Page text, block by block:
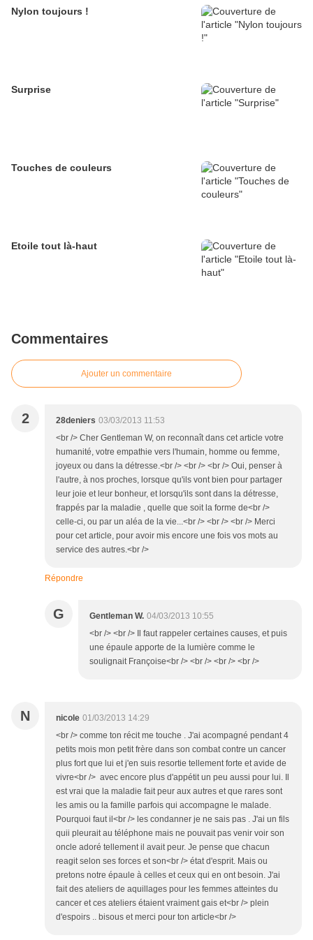
Nylon toujours !
Surprise
Touches de couleurs
Etoile tout là-haut
Commentaires
Ajouter un commentaire
2 28deniers 03/03/2013 11:53
<br /> Cher Gentleman W, on reconnaît dans cet article votre
humanité, votre empathie vers l'humain, homme ou femme,
joyeux ou dans la détresse.<br /> <br /> <br /> Oui, penser à
l'autre, à nos proches, lorsque qu'ils vont bien pour partager
leur joie et leur bonheur, et lorsqu'ils sont dans la détresse,
frappés par la maladie , quelle que soit la forme de<br />
celle-ci, ou par un aléa de la vie...<br /> <br /> <br /> Merci
pour cet article, pour avoir mis encore une fois vos mots au
service des autres.<br />
Répondre
G Gentleman W. 04/03/2013 10:55
<br /> <br /> Il faut rappeler certaines causes, et puis
une épaule apporte de la lumière comme le
soulignait Françoise<br /> <br /> <br /> <br />
N nicole 01/03/2013 14:29
<br /> comme ton récit me touche . J'ai acompagné pendant 4
petits mois mon petit frère dans son combat contre un cancer
plus fort que lui et j'en suis resortie tellement forte et avide de
vivre<br /> avec encore plus d'appétit un peu aussi pour lui. Il
est vrai que la maladie fait peur aux autres et que rares sont
les amis ou la famille parfois qui accompagne le malade.
Pourquoi faut il<br /> les condanner je ne sais pas . J'ai un fils
quii pleurait au téléphone mais ne pouvait pas venir voir son
oncle adoré tellement il avait peur. Je pense que chacun
reagit selon ses forces et son<br /> état d'esprit. Mais ou
pretons notre épaule à celles et ceux qui en ont besoin. J'ai
fait des ateliers de aquillages pour les femmes atteintes du
cancer et ces ateliers étaient vraiment gais et<br /> plein
d'espoirs .. bisous et merci pour ton article<br />